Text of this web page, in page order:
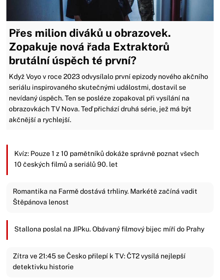
Přes milion diváků u obrazovek.
Zopakuje nová řada Extraktorů
brutální úspěch té první?
Když Voyo v roce 2023 odvysílalo první epizody nového akčního
seriálu inspirovaného skutečnými událostmi, dostavil se
nevídaný úspěch. Ten se posléze zopakoval při vysílání na
obrazovkách TV Nova. Teď přichází druhá série, jež má být
akčnější a rychlejší.
Kvíz: Pouze 1 z 10 pamětníků dokáže správně poznat všech
10 českých filmů a seriálů 90. let
Romantika na Farmě dostává trhliny. Markétě začíná vadit
Štěpánova lenost
Stallona poslal na JIPku. Obávaný filmový bijec míří do Prahy
Zítra ve 21:45 se Česko přilepí k TV: ČT2 vysílá nejlepší
detektivku historie